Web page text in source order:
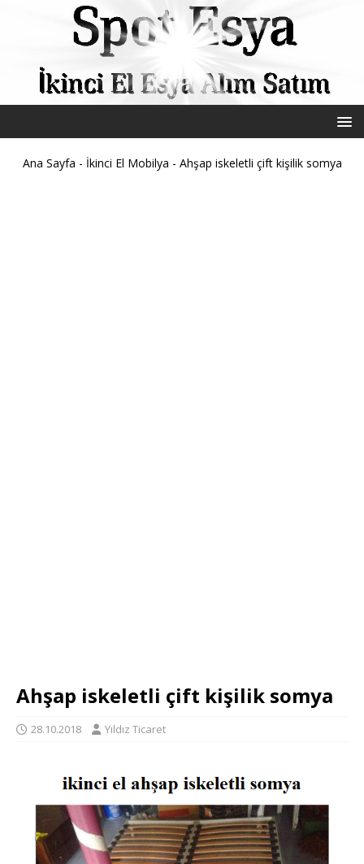
Ana Sayfa - İkinci El Mobilya - Ahşap iskeletli çift kişilik somya
Ahşap iskeletli çift kişilik somya
28.10.2018 Yıldız Ticaret